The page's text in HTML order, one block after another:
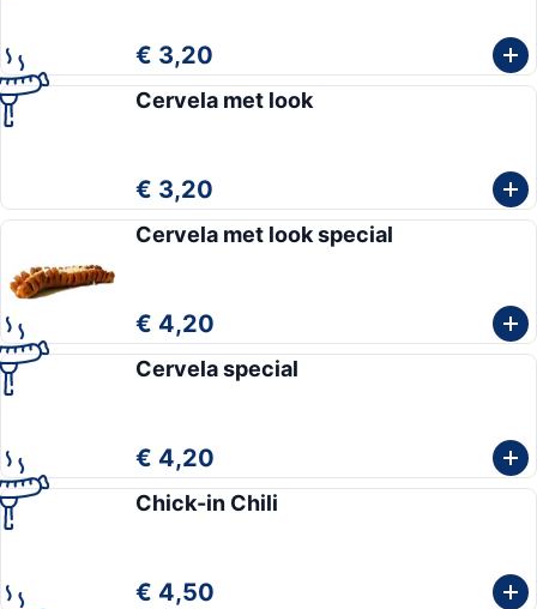
€ 3,20
Cervela met look
€ 3,20
Cervela met look special
€ 4,20
Cervela special
€ 4,20
Chick-in Chili
€ 4,50